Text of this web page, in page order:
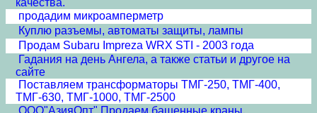
качества.
продадим микроамперметр
Куплю разъемы, автоматы защиты, лампы
Продам Subaru Impreza WRX STI - 2003 года
Гадания на день Ангела, а также статьи и другое на
сайте
Поставляем трансформаторы ТМГ-250, ТМГ-400,
ТМГ-630, ТМГ-1000, ТМГ-2500
ООО"АзияОпт" Продаем башенные краны.